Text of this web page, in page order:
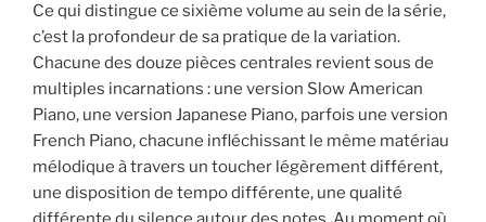
Ce qui distingue ce sixième volume au sein de la série,
c’est la profondeur de sa pratique de la variation.
Chacune des douze pièces centrales revient sous de
multiples incarnations : une version Slow American
Piano, une version Japanese Piano, parfois une version
French Piano, chacune infléchissant le même matériau
mélodique à travers un toucher légèrement différent,
une disposition de tempo différente, une qualité